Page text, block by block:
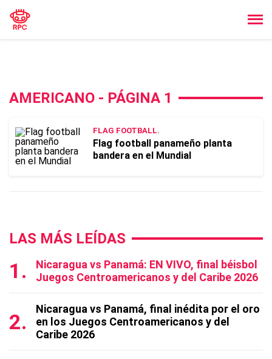
AMERICANO - PÁGINA 1
FLAG FOOTBALL.
Flag football panameño planta
bandera en el Mundial
LAS MÁS LEÍDAS
Nicaragua vs Panamá: EN VIVO, final béisbol
Juegos Centroamericanos y del Caribe 2026
Nicaragua vs Panamá, final inédita por el oro
en los Juegos Centroamericanos y del
Caribe 2026